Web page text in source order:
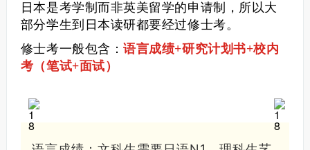
日本是考学制而非英美留学的申请制，所以大
部分学生到日本读研都要经过修士考。
修士考一般包含：语言成绩+研究计划书+校内
考（笔试+面试）